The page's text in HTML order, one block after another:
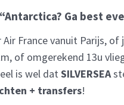
Ga best
France vanuit Parijs,
of omgerekend 13u
is wel dat SILVERSEA
+ transfers!